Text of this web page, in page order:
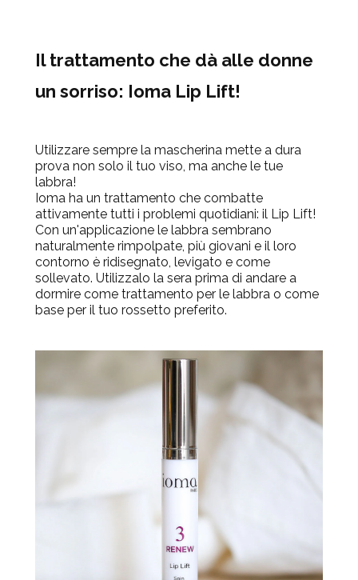
Il trattamento che dà alle donne
un sorriso: Ioma Lip Lift!
Utilizzare sempre la mascherina mette a dura
prova non solo il tuo viso, ma anche le tue
labbra!
Ioma ha un trattamento che combatte
attivamente tutti i problemi quotidiani: il Lip Lift!
Con un'applicazione le labbra sembrano
naturalmente rimpolpate, più giovani e il loro
contorno è ridisegnato, levigato e come
sollevato. Utilizzalo la sera prima di andare a
dormire come trattamento per le labbra o come
base per il tuo rossetto preferito.